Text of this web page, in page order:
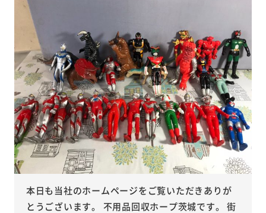
本日も当社のホームページをご覧いただきありが
とうございます。 不用品回収ホープ茨城です。 街